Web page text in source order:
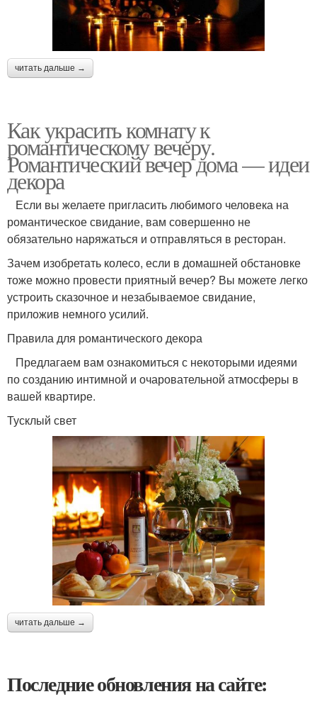
читать дальше →
Как украсить комнату к
романтическому вечеру.
Романтический вечер дома — идеи
декора
Если вы желаете пригласить любимого человека на
романтическое свидание, вам совершенно не
обязательно наряжаться и отправляться в ресторан.
Зачем изобретать колесо, если в домашней обстановке
тоже можно провести приятный вечер? Вы можете легко
устроить сказочное и незабываемое свидание,
приложив немного усилий.
Правила для романтического декора
Предлагаем вам ознакомиться с некоторыми идеями
по созданию интимной и очаровательной атмосферы в
вашей квартире.
Тусклый свет
читать дальше →
Последние обновления на сайте: